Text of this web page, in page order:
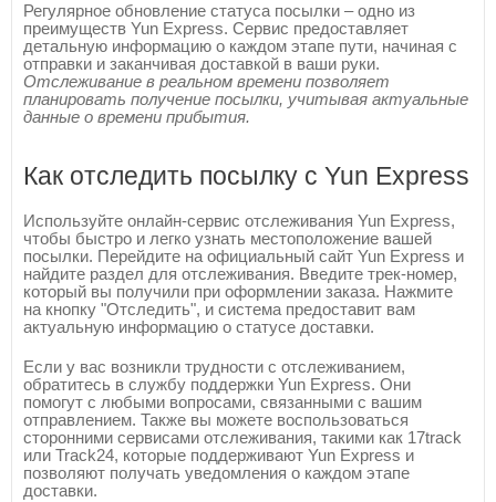
Регулярное обновление статуса посылки – одно из
преимуществ Yun Express. Сервис предоставляет
детальную информацию о каждом этапе пути, начиная с
отправки и заканчивая доставкой в ваши руки.
Отслеживание в реальном времени позволяет
планировать получение посылки, учитывая актуальные
данные о времени прибытия.
Как отследить посылку с Yun Express
Используйте онлайн-сервис отслеживания Yun Express,
чтобы быстро и легко узнать местоположение вашей
посылки. Перейдите на официальный сайт Yun Express и
найдите раздел для отслеживания. Введите трек-номер,
который вы получили при оформлении заказа. Нажмите
на кнопку "Отследить", и система предоставит вам
актуальную информацию о статусе доставки.
Если у вас возникли трудности с отслеживанием,
обратитесь в службу поддержки Yun Express. Они
помогут с любыми вопросами, связанными с вашим
отправлением. Также вы можете воспользоваться
сторонними сервисами отслеживания, такими как 17track
или Track24, которые поддерживают Yun Express и
позволяют получать уведомления о каждом этапе
доставки.